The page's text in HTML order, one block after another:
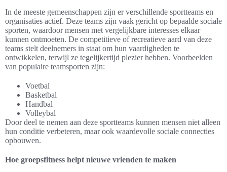
In de meeste gemeenschappen zijn er verschillende sportteams en
organisaties actief. Deze teams zijn vaak gericht op bepaalde sociale
sporten, waardoor mensen met vergelijkbare interesses elkaar
kunnen ontmoeten. De competitieve of recreatieve aard van deze
teams stelt deelnemers in staat om hun vaardigheden te
ontwikkelen, terwijl ze tegelijkertijd plezier hebben. Voorbeelden
van populaire teamsporten zijn:
Voetbal
Basketbal
Handbal
Volleybal
Door deel te nemen aan deze sportteams kunnen mensen niet alleen
hun conditie verbeteren, maar ook waardevolle sociale connecties
opbouwen.
Hoe groepsfitness helpt nieuwe vrienden te maken